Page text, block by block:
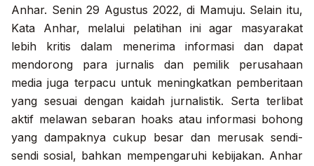
Anhar. Senin 29 Agustus 2022, di Mamuju. Selain itu,
Kata Anhar, melalui pelatihan ini agar masyarakat
lebih kritis dalam menerima informasi dan dapat
mendorong para jurnalis dan pemilik perusahaan
media juga terpacu untuk meningkatkan pemberitaan
yang sesuai dengan kaidah jurnalistik. Serta terlibat
aktif melawan sebaran hoaks atau informasi bohong
yang dampaknya cukup besar dan merusak sendi-
sendi sosial, bahkan mempengaruhi kebijakan. Anhar